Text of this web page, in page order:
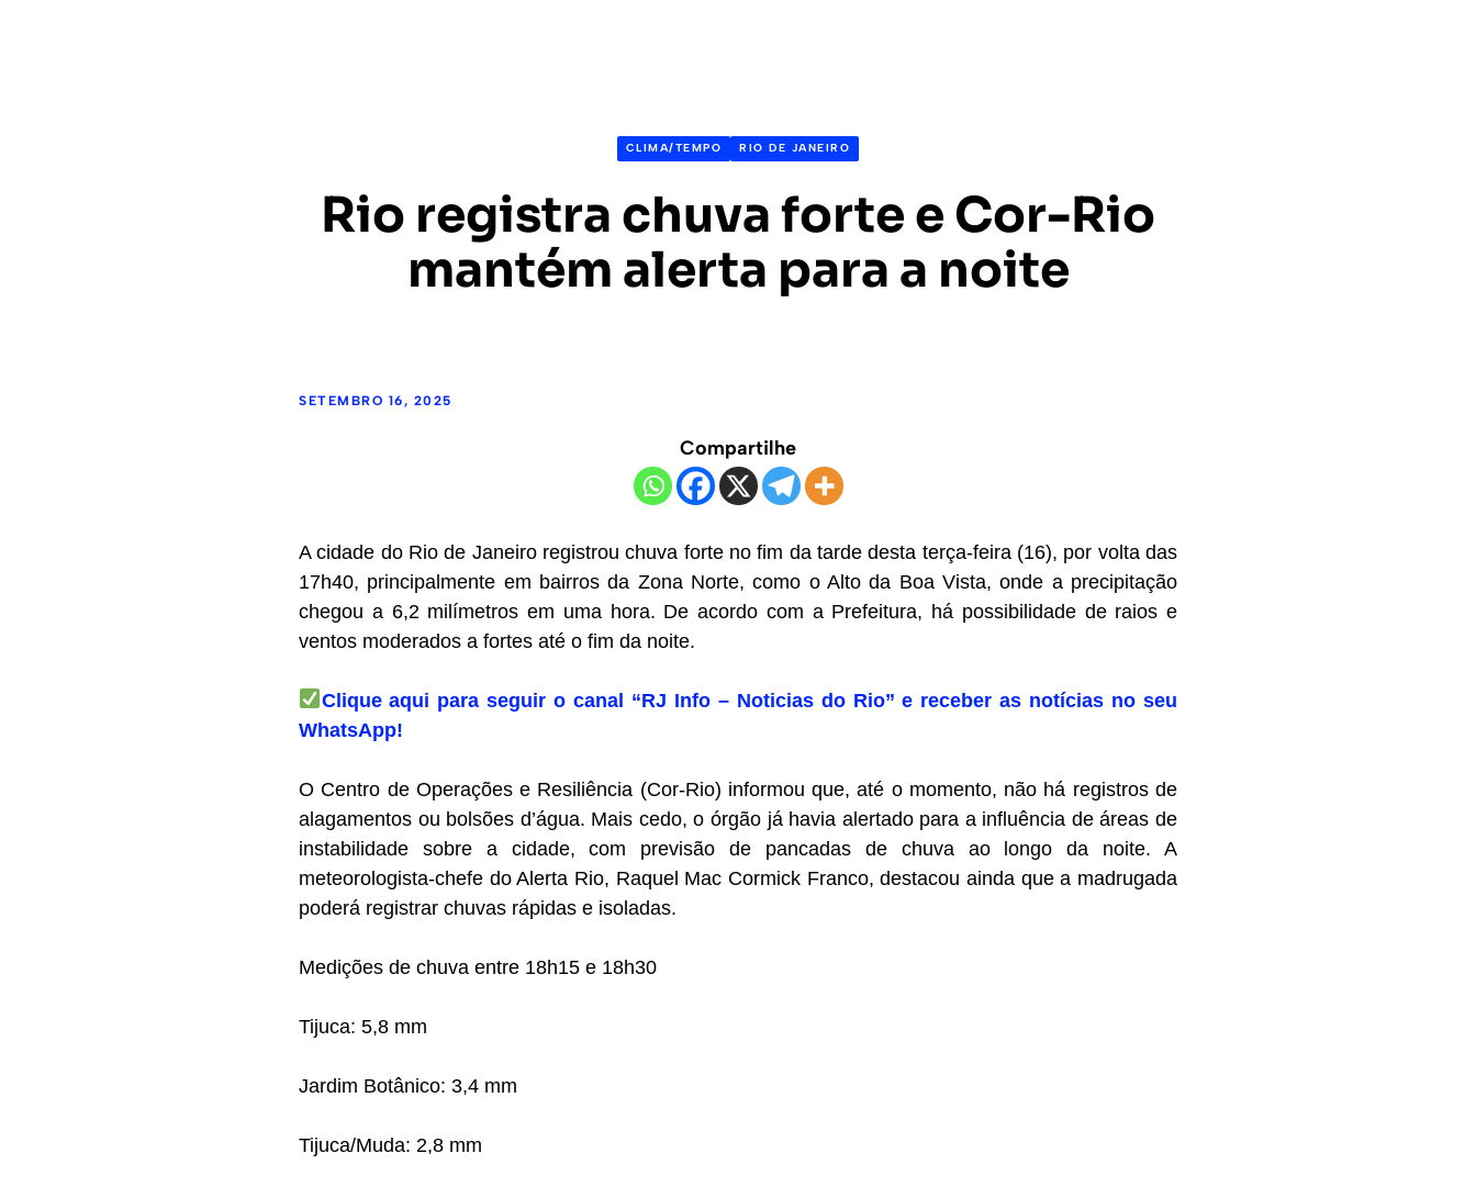
CLIMA/TEMPO RIO DE JANEIRO
Rio registra chuva forte e Cor-Rio
mantém alerta para a noite
SETEMBRO 16, 2025
Compartilhe
A cidade do Rio de Janeiro registrou chuva forte no fim da tarde desta terça-feira (16), por volta das
17h40, principalmente em bairros da Zona Norte, como o Alto da Boa Vista, onde a precipitação
chegou a 6,2 milímetros em uma hora. De acordo com a Prefeitura, há possibilidade de raios e
ventos moderados a fortes até o fim da noite.
Clique aqui para seguir o canal “RJ Info – Noticias do Rio” e receber as notícias no seu
WhatsApp!
O Centro de Operações e Resiliência (Cor-Rio) informou que, até o momento, não há registros de
alagamentos ou bolsões d’água. Mais cedo, o órgão já havia alertado para a influência de áreas de
instabilidade sobre a cidade, com previsão de pancadas de chuva ao longo da noite. A
meteorologista-chefe do Alerta Rio, Raquel Mac Cormick Franco, destacou ainda que a madrugada
poderá registrar chuvas rápidas e isoladas.
Medições de chuva entre 18h15 e 18h30
Tijuca: 5,8 mm
Jardim Botânico: 3,4 mm
Tijuca/Muda: 2,8 mm